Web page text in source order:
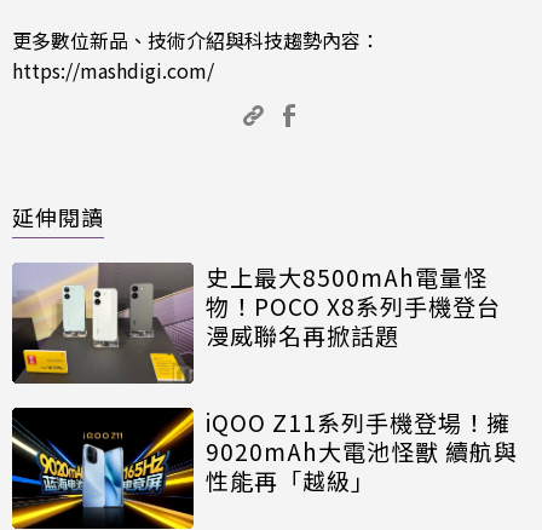
更多數位新品、技術介紹與科技趨勢內容：
https://mashdigi.com/
延伸閱讀
史上最大8500mAh電量怪
物！POCO X8系列手機登台
漫威聯名再掀話題
iQOO Z11系列手機登場！擁
9020mAh大電池怪獸 續航與
性能再「越級」